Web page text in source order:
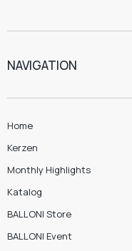
NAVIGATION
Home
Kerzen
Monthly Highlights
Katalog
BALLONI Store
BALLONI Event